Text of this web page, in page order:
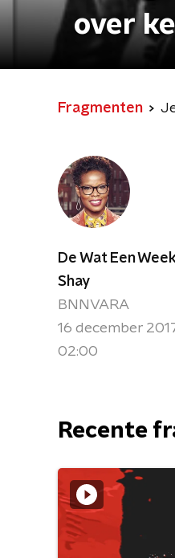
over
Fragmenten
De Wat Een
Shay
BNNVARA
16 december
02:00
Recente